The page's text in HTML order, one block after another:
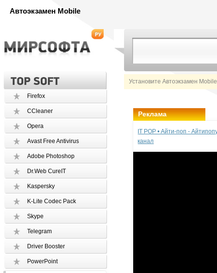
Автоэкзамен Mobile
Установите Автоэкзамен
Firefox
CCleaner
Opera
Avast Free Antivirus
Adobe Photoshop
Dr.Web CureIT
Kaspersky
K-Lite Codec Pack
Skype
Telegram
Driver Booster
PowerPoint
Реклама
IT POP • Айти-поп -
канал